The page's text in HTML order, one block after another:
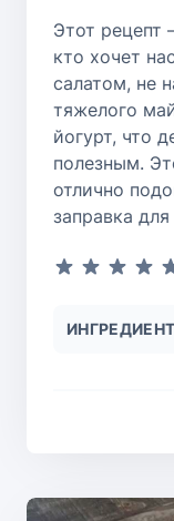
Этот рецепт
кто хочет
салатом, не
тяжелого
йогурт, что
полезным.
отлично
заправка